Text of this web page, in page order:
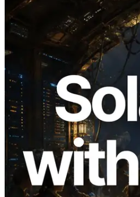
2026.08.05
ERPC expande a
com medição de ping
globais — Validators
também lançada